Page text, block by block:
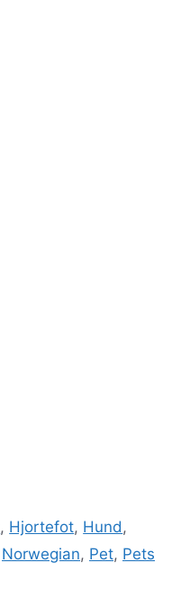
, Hjortefot, Hund,
Norwegian, Pet, Pets